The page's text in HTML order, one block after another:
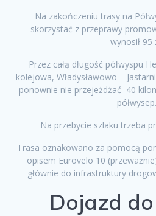
Na zakończeniu trasy na
skorzystać z przeprawy
wynosił 95
Przez całą długość półwyspu
kolejowa, Władysławowo –
ponownie nie przejeżdżać 40
półwysep.
Na przebycie szlaku trzeba
Trasa oznakowano za pomocą
opisem Eurovelo 10
głównie do infrastruktury
Dojazd